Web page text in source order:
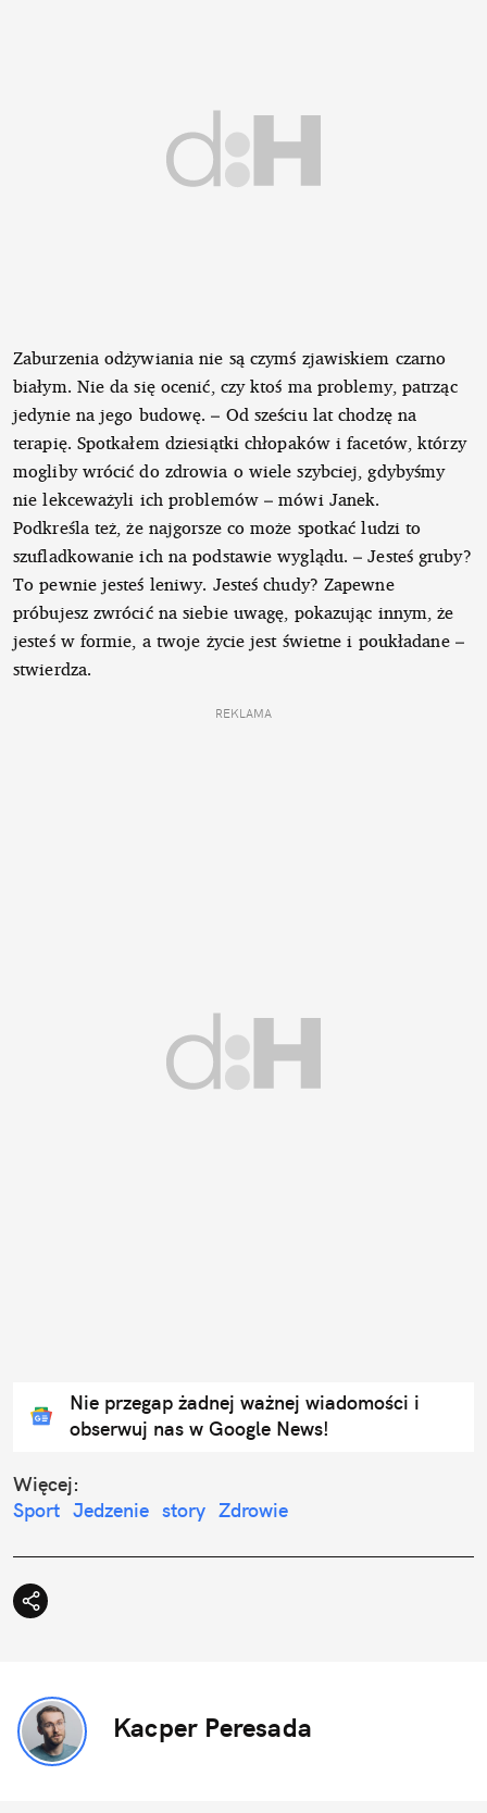
Zaburzenia odżywiania nie są czymś zjawiskiem czarno
białym. Nie da się ocenić, czy ktoś ma problemy, patrząc
jedynie na jego budowę. – Od sześciu lat chodzę na
terapię. Spotkałem dziesiątki chłopaków i facetów, którzy
mogliby wrócić do zdrowia o wiele szybciej, gdybyśmy
nie lekceważyli ich problemów – mówi Janek.
Podkreśla też, że najgorsze co może spotkać ludzi to
szufladkowanie ich na podstawie wyglądu. – Jesteś gruby?
To pewnie jesteś leniwy. Jesteś chudy? Zapewne
próbujesz zwrócić na siebie uwagę, pokazując innym, że
jesteś w formie, a twoje życie jest świetne i poukładane –
stwierdza.
REKLAMA
Nie przegap żadnej ważnej wiadomości i
obserwuj nas w Google News!
Więcej:
Sport Jedzenie story Zdrowie
Kacper Peresada